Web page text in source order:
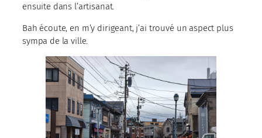
ensuite dans l’artisanat.
Bah écoute, en m’y dirigeant, j’ai trouvé un aspect plus
sympa de la ville.